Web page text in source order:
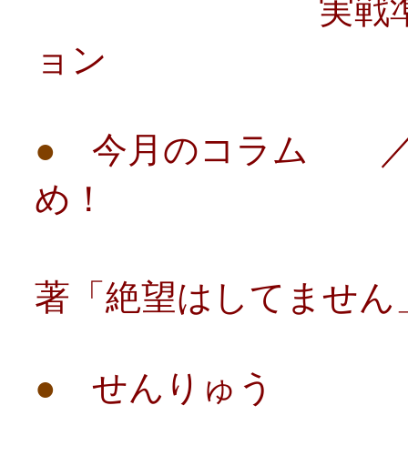
実戦準備の台
ョン
● 今月のコラム ／
め！
著「絶望はしてませ
● せんりゅう